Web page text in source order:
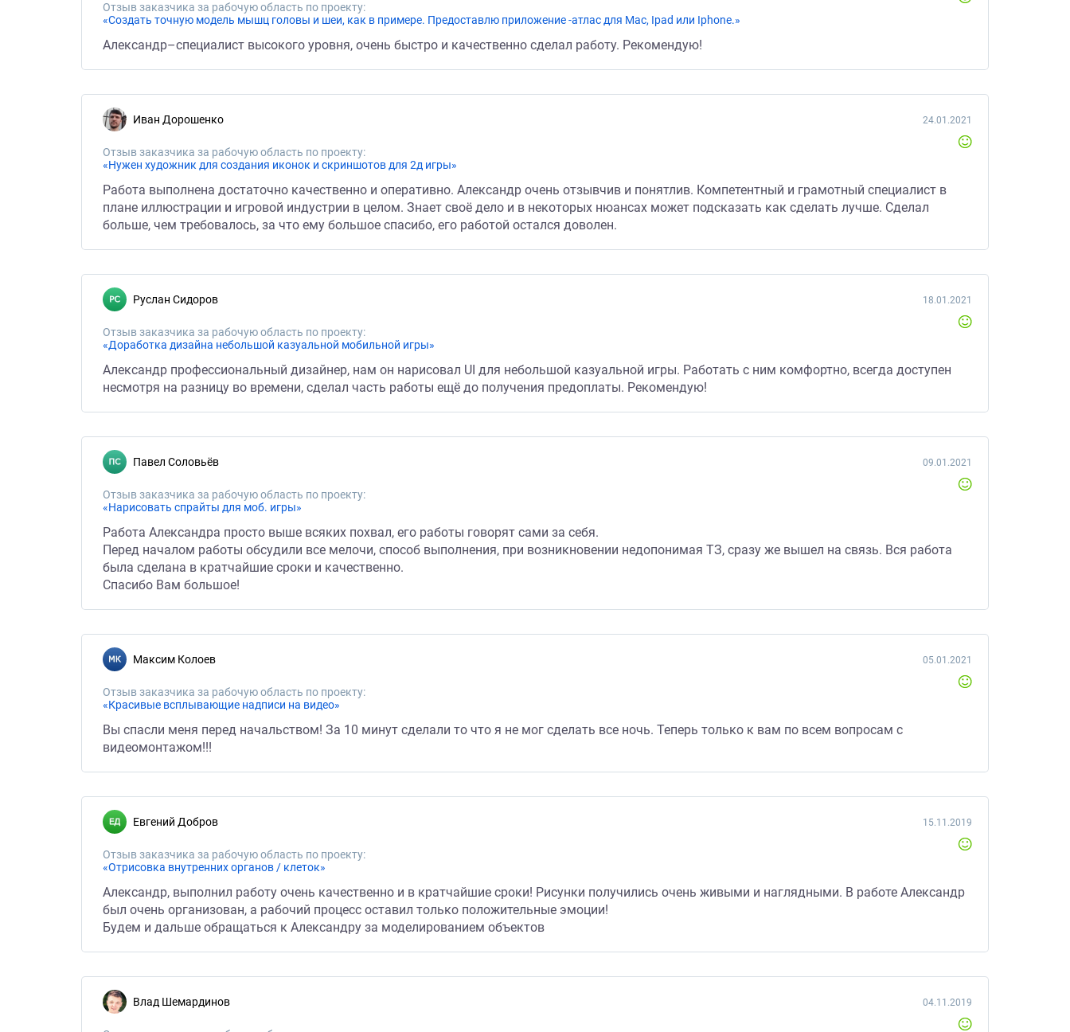
Отзыв заказчика за рабочую область по проекту:
«Создать точную модель мышц головы и шеи, как в примере. Предоставлю приложение -атлас для Mac, Ipad или Iphone.»
Александр–специалист высокого уровня, очень быстро и качественно сделал работу. Рекомендую!
Иван Дорошенко
Отзыв заказчика за рабочую область по проекту:
«Нужен художник для создания иконок и скриншотов для 2д игры»
24.01.2021
Работа выполнена достаточно качественно и оперативно. Александр очень отзывчив и понятлив. Компетентный и грамотный специалист в
плане иллюстрации и игровой индустрии в целом. Знает своё дело и в некоторых нюансах может подсказать как сделать лучше. Сделал
больше, чем требовалось, за что ему большое спасибо, его работой остался доволен.
Руслан Сидоров
Отзыв заказчика за рабочую область по проекту:
«Доработка дизайна небольшой казуальной мобильной игры»
18.01.2021
Александр профессиональный дизайнер, нам он нарисовал UI для небольшой казуальной игры. Работать с ним комфортно, всегда доступен
несмотря на разницу во времени, сделал часть работы ещё до получения предоплаты. Рекомендую!
Павел Соловьёв
Отзыв заказчика за рабочую область по проекту:
«Нарисовать спрайты для моб. игры»
09.01.2021
Работа Александра просто выше всяких похвал, его работы говорят сами за себя.
Перед началом работы обсудили все мелочи, способ выполнения, при возникновении недопонимая ТЗ, сразу же вышел на связь. Вся работа
была сделана в кратчайшие сроки и качественно.
Спасибо Вам большое!
Максим Колоев
Отзыв заказчика за рабочую область по проекту:
«Красивые всплывающие надписи на видео»
05.01.2021
Вы спасли меня перед начальством! За 10 минут сделали то что я не мог сделать все ночь. Теперь только к вам по всем вопросам с
видеомонтажом!!!
Евгений Добров
Отзыв заказчика за рабочую область по проекту:
«Отрисовка внутренних органов / клеток»
15.11.2019
Александр, выполнил работу очень качественно и в кратчайшие сроки! Рисунки получились очень живыми и наглядными. В работе Александр
был очень организован, а рабочий процесс оставил только положительные эмоции!
Будем и дальше обращаться к Александру за моделированием объектов
Влад Шемардинов 04.11.2019